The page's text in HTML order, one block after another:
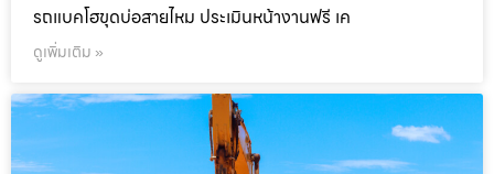
รถแบคโฮขุดบ่อสายไหม ประเมินหน้างานฟรี เค
ดูเพิ่มเติม »